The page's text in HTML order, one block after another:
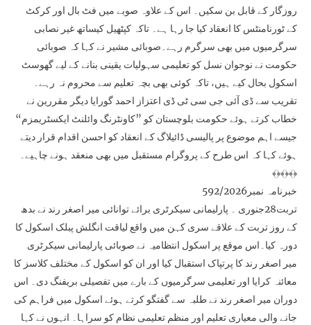
روزگار کے قابل بن سکیں۔ اس کے علاوہ صوبے میں فٹ بال اور کرکٹ
کے ٹورنامنٹس کا انعقاد کیا جا رہا ہے۔ تاکہ کپٹھیل کیساتھ غیر نصابی
سرگرمیوں میں بھی سرگرم رہے۔صوبائی مشیر نے کہا کہ صوبائی
حکومت نے نوجوان نسل کو تعلیمی سہولیات یقینی بنانے کے لیے گھوسٹ
اسکول بحال کیے ہیں، تاکہ کوئی بھی بچہ تعلیم سے محروم نہ رہے۔
تقریب سے ڈی آئی جی سی ٹی ڈی اعتزاز احمد گورایا دیگر مقررین نے
خطاب کرتے ہوئے حکومت بلوچستان کو ”کاونٹرنگ وائلنٹ ایکسٹریمزم“
جیسے اہم موضوع پر پالیسی ڈائیلاگ کے انعقاد کو احسن اقدام قرار دیتے
ہوئے کہا کہ اس طرح کے پروگرام مستقبل میں بھی منعقد ہونے چاہیے۔
﴾﴿﴾﴿﴾﴿
خبرنامہ نمبر592/2026
تربت28جنوری ۔ پارلیمانی سیکرٹری برائے توانائی میر اصغر رند نے بدھ
کے روز تربت کے علاقے سری کہن میں واقع لیاقت انگلش پبلک اسکول کا
دورہ کیا۔اس موقع پر اسکول انتظامیہ نے صوبائی پارلیمانی سیکرٹری
میر اصغر رند کا پرتپاک استقبال کیا اور ان کو اسکول کے مختلف کلاسز کا
معائنہ کرایا اور تعلیمی سرگرمیوں کے بارے میں تفصیلی بریفنگ دی۔ اس
دوران میر اصغر رند نے طلبہ سے گفتگو کرتے ہوئے اسکول میں فراہم کی
جانے والی معیاری تعلیم اور منظم تعلیمی نظام کو سراہا۔ انہوں نے کہا